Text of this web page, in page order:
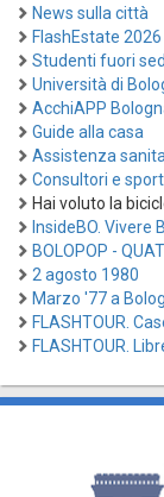
News sulla città
FlashEstate 2026
Studenti fuori
Università di
AcchiAPP
Guide alla casa
Assistenza
Consultori e
Hai voluto la
InsideBO. Vivere
BOLOPOP -
2 agosto 1980
Marzo '77 a
FLASHTOUR.
FLASHTOUR.